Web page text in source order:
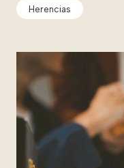
Herencias